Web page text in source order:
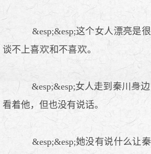
&esp;&esp;这个女人漂亮是
谈不上喜
和不喜 。
&esp;&esp;女人走到秦川
看着他，但也没有说话。
&esp;&esp;她没有说什么让